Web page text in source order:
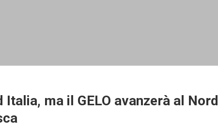
Italia, ma il GELO avanzerà al Nord